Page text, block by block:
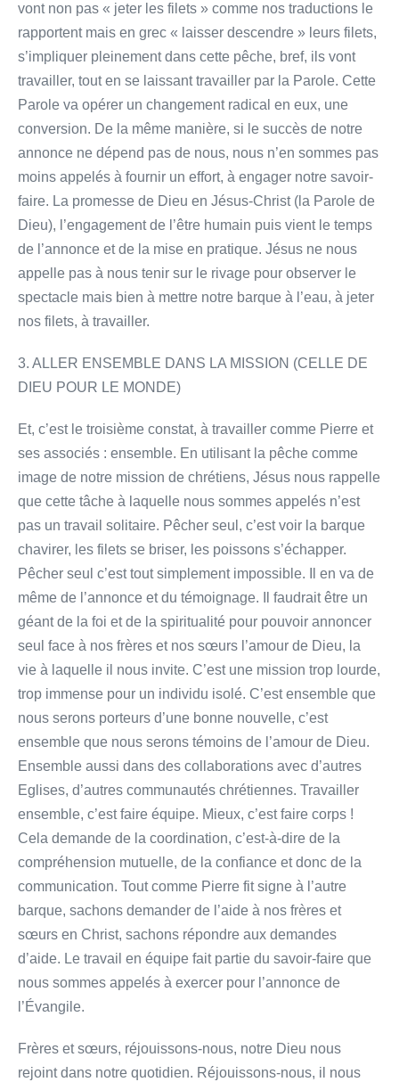
vont non pas « jeter les filets » comme nos traductions le
rapportent mais en grec « laisser descendre » leurs filets,
s’impliquer pleinement dans cette pêche, bref, ils vont
travailler, tout en se laissant travailler par la Parole. Cette
Parole va opérer un changement radical en eux, une
conversion. De la même manière, si le succès de notre
annonce ne dépend pas de nous, nous n’en sommes pas
moins appelés à fournir un effort, à engager notre savoir-
faire. La promesse de Dieu en Jésus-Christ (la Parole de
Dieu), l’engagement de l’être humain puis vient le temps
de l’annonce et de la mise en pratique. Jésus ne nous
appelle pas à nous tenir sur le rivage pour observer le
spectacle mais bien à mettre notre barque à l’eau, à jeter
nos filets, à travailler.
3. ALLER ENSEMBLE DANS LA MISSION (CELLE DE
DIEU POUR LE MONDE)
Et, c’est le troisième constat, à travailler comme Pierre et
ses associés : ensemble. En utilisant la pêche comme
image de notre mission de chrétiens, Jésus nous rappelle
que cette tâche à laquelle nous sommes appelés n’est
pas un travail solitaire. Pêcher seul, c’est voir la barque
chavirer, les filets se briser, les poissons s’échapper.
Pêcher seul c’est tout simplement impossible. Il en va de
même de l’annonce et du témoignage. Il faudrait être un
géant de la foi et de la spiritualité pour pouvoir annoncer
seul face à nos frères et nos sœurs l’amour de Dieu, la
vie à laquelle il nous invite. C’est une mission trop lourde,
trop immense pour un individu isolé. C’est ensemble que
nous serons porteurs d’une bonne nouvelle, c’est
ensemble que nous serons témoins de l’amour de Dieu.
Ensemble aussi dans des collaborations avec d’autres
Eglises, d’autres communautés chrétiennes. Travailler
ensemble, c’est faire équipe. Mieux, c’est faire corps !
Cela demande de la coordination, c’est-à-dire de la
compréhension mutuelle, de la confiance et donc de la
communication. Tout comme Pierre fit signe à l’autre
barque, sachons demander de l’aide à nos frères et
sœurs en Christ, sachons répondre aux demandes
d’aide. Le travail en équipe fait partie du savoir-faire que
nous sommes appelés à exercer pour l’annonce de
l’Évangile.
Frères et sœurs, réjouissons-nous, notre Dieu nous
rejoint dans notre quotidien. Réjouissons-nous, il nous